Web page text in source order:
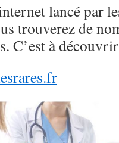
lancé par
trouverez de
C’est à